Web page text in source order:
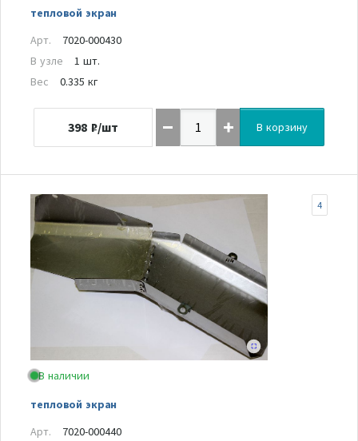
тепловой экран
Арт.
7020-000430
В узле
1 шт.
Вес
0.335 кг
398 ₽/шт В корзину
В наличии
тепловой экран
4
Арт.
7020-000440